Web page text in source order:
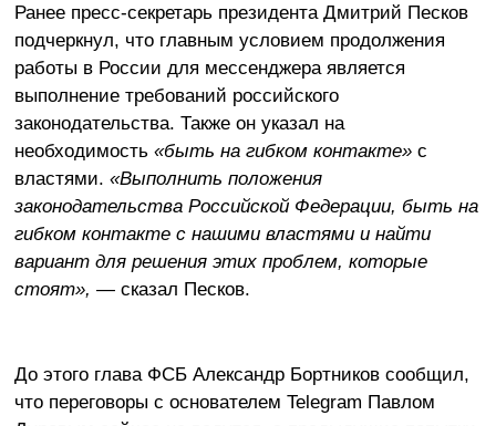
Ранее пресс-секретарь президента Дмитрий Песков
подчеркнул, что главным условием продолжения
работы в России для мессенджера является
выполнение требований российского
законодательства. Также он указал на
необходимость «быть на гибком контакте»с
властями. «Выполнить положения
законодательства Российской Федерации, быть на
гибком контакте с нашими властями и найти
вариант для решения этих проблем, которые
стоят», — сказал Песков.
До этого глава ФСБ Александр Бортников сообщил,
что переговоры с основателем Telegram Павлом